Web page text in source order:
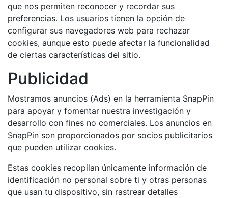
que nos permiten reconocer y recordar sus
preferencias. Los usuarios tienen la opción de
configurar sus navegadores web para rechazar
cookies, aunque esto puede afectar la funcionalidad
de ciertas características del sitio.
Publicidad
Mostramos anuncios (Ads) en la herramienta SnapPin
para apoyar y fomentar nuestra investigación y
desarrollo con fines no comerciales. Los anuncios en
SnapPin son proporcionados por socios publicitarios
que pueden utilizar cookies.
Estas cookies recopilan únicamente información de
identificación no personal sobre ti y otras personas
que usan tu dispositivo, sin rastrear detalles